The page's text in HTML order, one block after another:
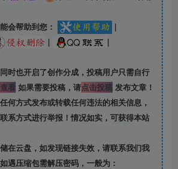
会帮助到您：
|
| |
时也开启了创作分成，投稿用户只需自行
看如果需要投稿，请点击投稿发布文章！
何方式发布或转载任何违法的相关信息，
系方式进行举报！情况如实，可获得本站
在云盘，如发现链接失效，请联系我们我
遇压缩包需解压密码，一般为：